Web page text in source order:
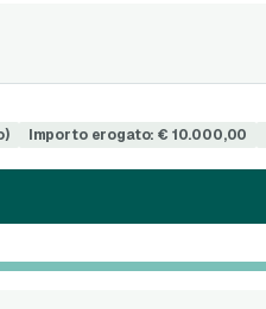
Importo erogato: € 10.000,00